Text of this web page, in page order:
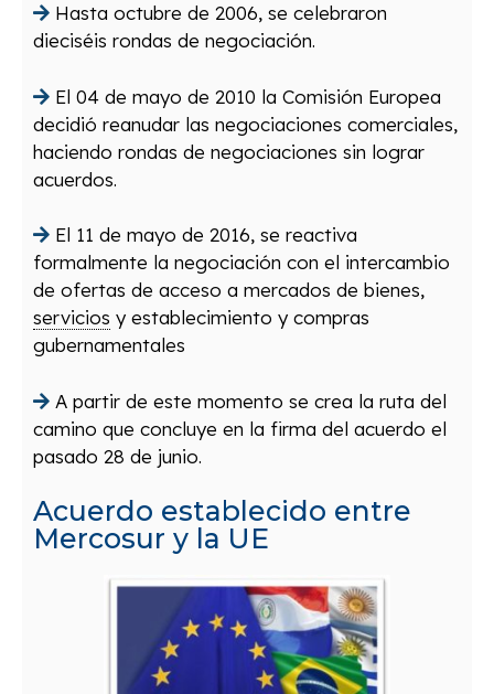
Hasta octubre de 2006, se celebraron
dieciséis rondas de negociación.
El 04 de mayo de 2010 la Comisión Europea
decidió reanudar las negociaciones comerciales,
haciendo rondas de negociaciones sin lograr
acuerdos.
El 11 de mayo de 2016, se reactiva
formalmente la negociación con el intercambio
de ofertas de acceso a mercados de bienes,
servicios y establecimiento y compras
gubernamentales
A partir de este momento se crea la ruta del
camino que concluye en la firma del acuerdo el
pasado 28 de junio.
Acuerdo establecido entre
Mercosur y la UE